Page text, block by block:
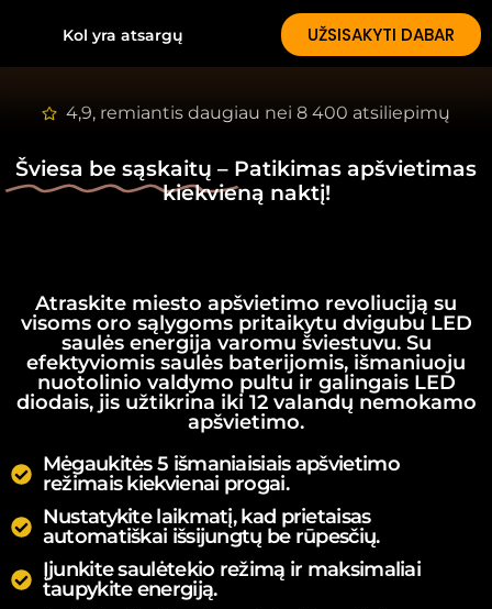
Kol yra atsargų UŽSISAKYTI DABAR
4,9, remiantis daugiau nei 8 400 atsiliepimų
Šviesa be sąskaitų – Patikimas apšvietimas
kiekvieną naktį!
Atraskite miesto apšvietimo revoliuciją su
visoms oro sąlygoms pritaikytu dvigubu LED
saulės energija varomu šviestuvu. Su
efektyviomis saulės baterijomis, išmaniuoju
nuotolinio valdymo pultu ir galingais LED
diodais, jis užtikrina iki 12 valandų nemokamo
apšvietimo.
Mėgaukitės 5 išmaniaisiais apšvietimo
režimais kiekvienai progai.
Nustatykite laikmatį, kad prietaisas
automatiškai išsijungtų be rūpesčių.
Įjunkite saulėtekio režimą ir maksimaliai
taupykite energiją.